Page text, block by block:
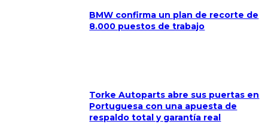
BMW confirma un plan de recorte de
8.000 puestos de trabajo
Torke Autoparts abre sus puertas en
Portuguesa con una apuesta de
respaldo total y garantía real